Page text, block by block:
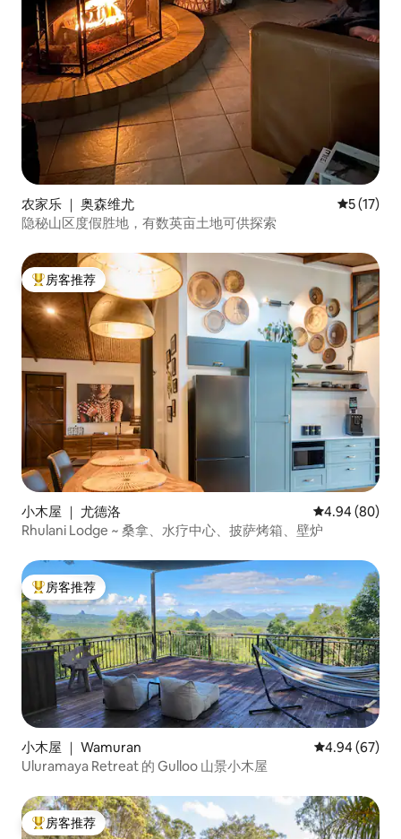
农家乐 ｜ 奥森维尤 平均评分
5 (17)
隐秘山区度假胜地，有数英亩土地可供探索
热门「房客推荐」
房客推荐
小木屋 ｜ 尤德洛 平均评分 4.94
4.94 (80)
Rhulani Lodge ~ 桑拿、水疗中心、披萨烤箱、壁炉
热门「房客推荐」
房客推荐
小木屋 ｜ Wamuran 平均评分 4.94
4.94 (67)
Uluramaya Retreat 的 Gulloo 山景小木屋
热门「房客推荐」
房客推荐